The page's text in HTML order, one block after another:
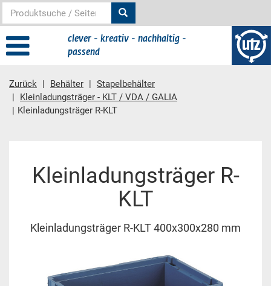
clever - kreativ - nachhaltig -
passend
Zurück Behälter
Stapelbehälter
Kleinladungsträger - KLT / VDA / GALIA
Kleinladungsträger R-KLT
Kleinladungsträger R-
KLT
Kleinladungsträger R-KLT 400x300x280 mm